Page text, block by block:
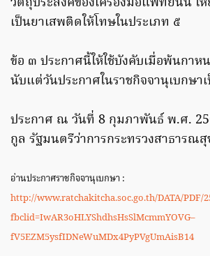
เป็นยาเสพติดให้โทษในประเภท ๕
ข้อ ๓ ประกาศนี้ให้ใช้บังคับเมื่อพ้นกา
นับแต่วันประกาศในราชกิจจานุเบกษา
ประกาศ ณ วันที่ 8 กุมภาพันธ์ พ.ศ.
กูล รัฐมนตรีว่าการกระทรวงสาธารณสุ
อ่านประกาศราชกิจจานุเบกษา :
http://www.ratchakitcha.soc.go.th/DATA/PDF/
fbclid=IwAR3oHLYShdhsHsSlMcmmYOVG–
fV5EZM5ysfIDNeWuMDx4PyPVgUmAisB14